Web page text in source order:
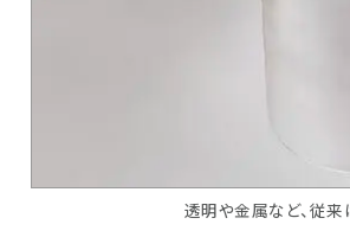
透明や金属など、従